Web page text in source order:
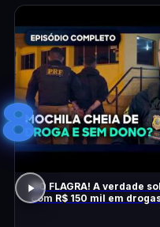
8
NO FLAGRA! A verdade
com R$ 150 mil em